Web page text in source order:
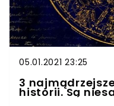
05.01.2021 23:25
3
historii. Są